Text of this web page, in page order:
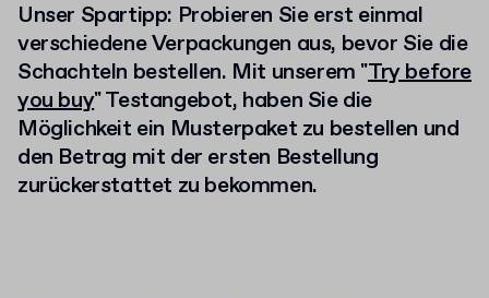
Unser Spartipp: Probieren Sie erst einmal
verschiedene Verpackungen aus, bevor Sie die
Schachteln bestellen. Mit unserem "Try before
you buy" Testangebot, haben Sie die
Möglichkeit ein Musterpaket zu bestellen und
den Betrag mit der ersten Bestellung
zurückerstattet zu bekommen.